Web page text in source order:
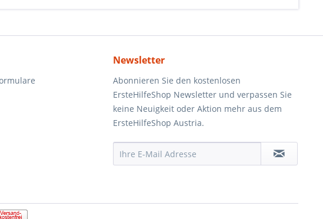
Newsletter
Abonnieren Sie den kostenlosen
ErsteHilfeShop Newsletter und verpassen Sie
keine Neuigkeit oder Aktion mehr aus dem
ErsteHilfeShop Austria.